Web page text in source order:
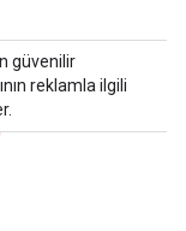
güvenilir
reklamla ilgili